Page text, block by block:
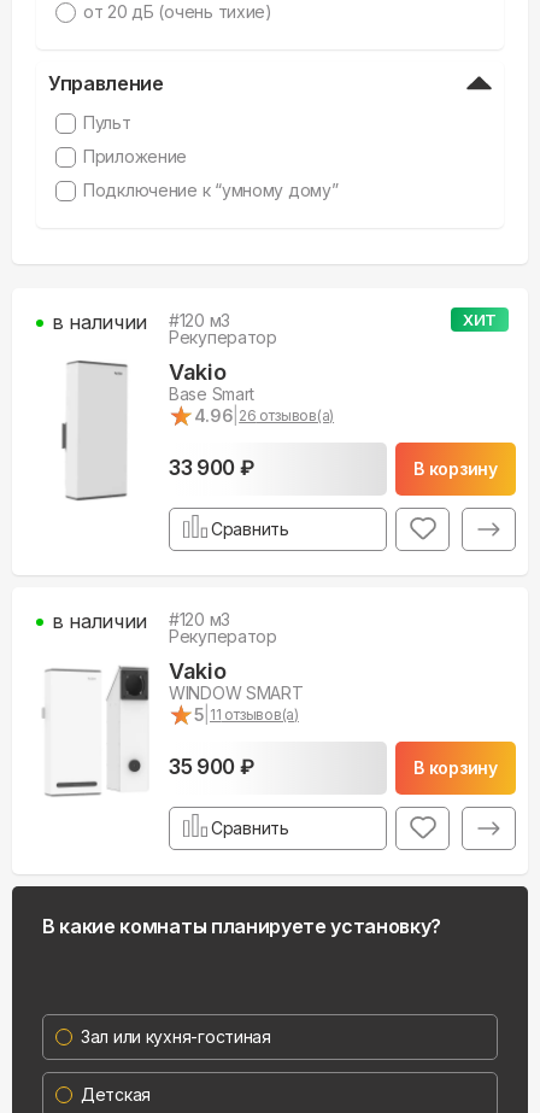
от 20 дБ (очень тихие)
Управление
Пульт
Приложение
Подключение к “умному дому”
ХИТ
#120 м3
Рекуператор
Vakio
Base Smart
★
★4.96 26 отзывов(а)
33 900 ₽ В корзину
в наличии
Сравнить
#120 м3
Рекуператор
Vakio
WINDOW SMART
★
★5 11 отзывов(а)
35 900 ₽ В корзину
в наличии
Сравнить
В какие комнаты планируете установку?
Зал или кухня-гостиная
Детская